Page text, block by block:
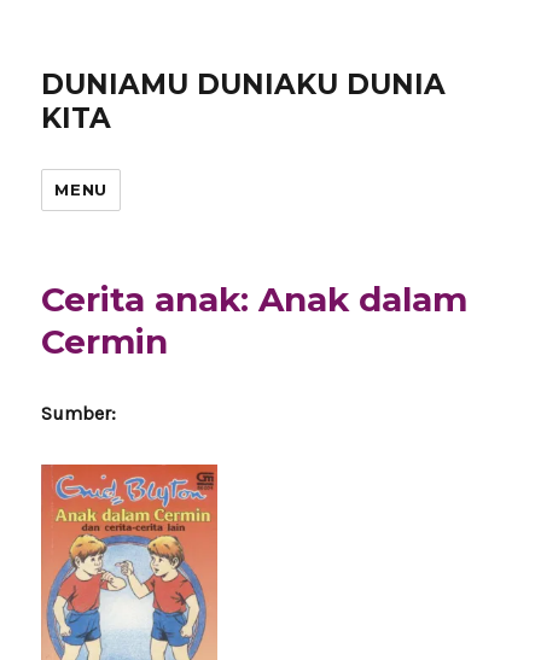
DUNIAMU DUNIAKU DUNIA
KITA
MENU
Cerita anak: Anak dalam
Cermin
Sumber: